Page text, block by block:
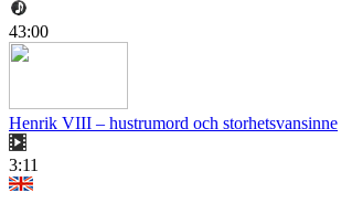
43:00
Henrik VIII – hustrumord och storhetsvansinne
3:11